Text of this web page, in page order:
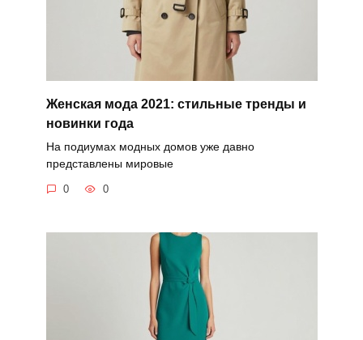
Женская мода 2021: стильные тренды и
новинки года
На подиумах модных домов уже давно
представлены мировые
0 0